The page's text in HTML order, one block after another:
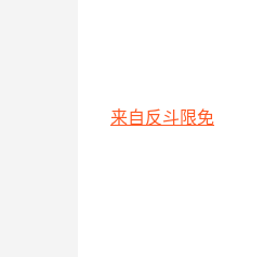
来自反斗限免